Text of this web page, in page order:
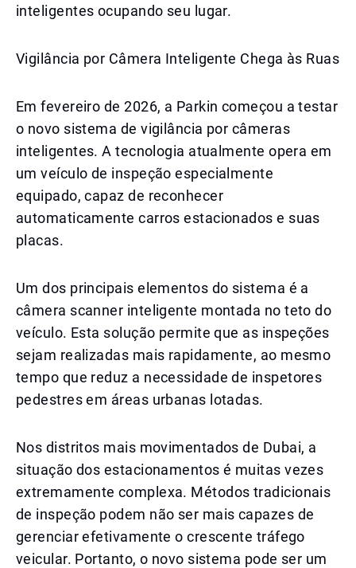
inteligentes ocupando seu lugar.
Vigilância por Câmera Inteligente Chega às Ruas
Em fevereiro de 2026, a Parkin começou a testar
o novo sistema de vigilância por câmeras
inteligentes. A tecnologia atualmente opera em
um veículo de inspeção especialmente
equipado, capaz de reconhecer
automaticamente carros estacionados e suas
placas.
Um dos principais elementos do sistema é a
câmera scanner inteligente montada no teto do
veículo. Esta solução permite que as inspeções
sejam realizadas mais rapidamente, ao mesmo
tempo que reduz a necessidade de inspetores
pedestres em áreas urbanas lotadas.
Nos distritos mais movimentados de Dubai, a
situação dos estacionamentos é muitas vezes
extremamente complexa. Métodos tradicionais
de inspeção podem não ser mais capazes de
gerenciar efetivamente o crescente tráfego
veicular. Portanto, o novo sistema pode ser um